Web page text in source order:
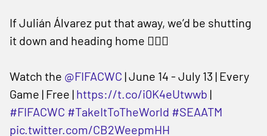
If Julián Álvarez put that away, we’d be shutting
it down and heading home 😮‍💨🔥
Watch the @FIFACWC | June 14 - July 13 | Every
Game | Free | https://t.co/i0K4eUtwwb |
#FIFACWC #TakeItToTheWorld #SEAATM
pic.twitter.com/CB2WeepmHH